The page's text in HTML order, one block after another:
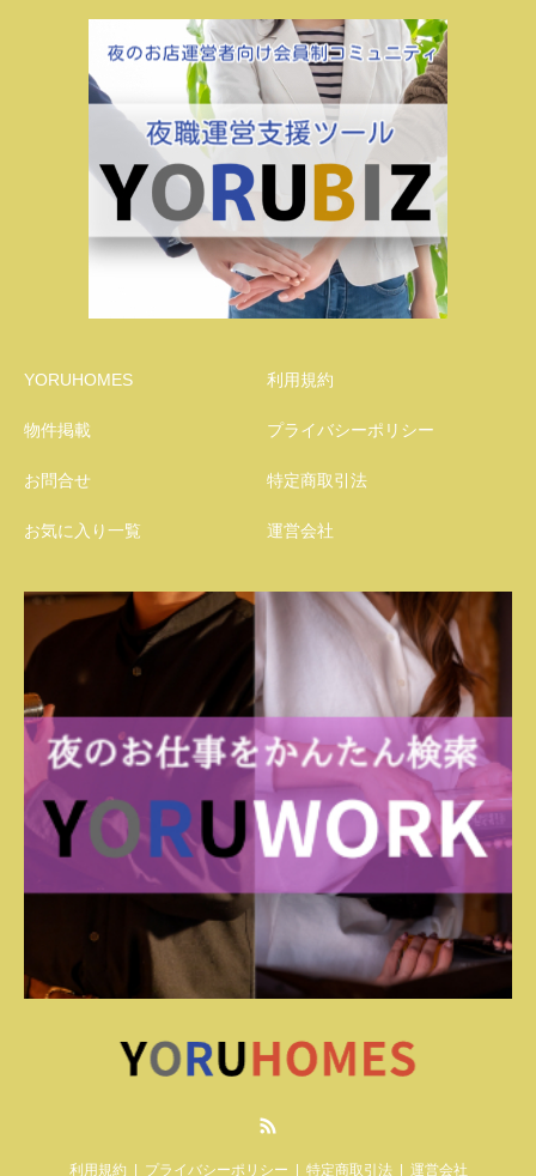
YORUHOMES
物件掲載
お問合せ
お気に入り一覧
利用規約
プライバシーポリシー
特定商取引法
運営会社
利用規約 プライバシーポリシー 特定商取引法 運営会社